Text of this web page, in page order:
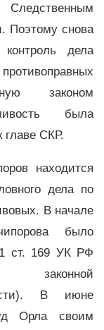
Поэтому снова
дела
законом
была
главе СКР.
находится
дела по
В начале
было
ст. 169 УК РФ
законной
В июне
Орла своим